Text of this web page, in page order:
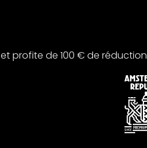
et profite de 100 € de réduction